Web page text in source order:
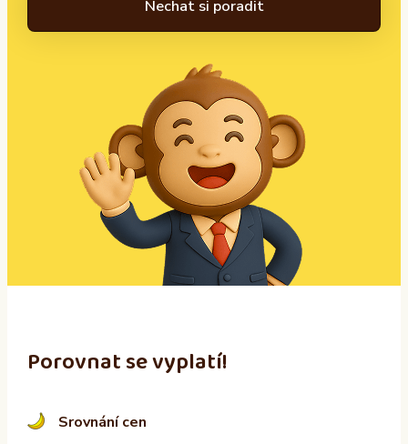
:
Porovnat se vyplatí!
Srovnání cen